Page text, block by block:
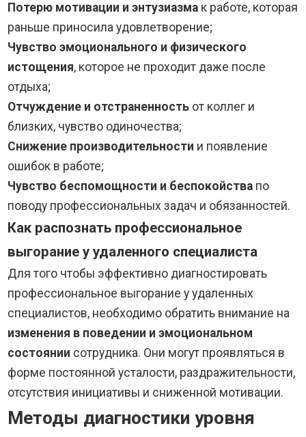
Потерю мотивации и энтузиазма к работе, которая
раньше приносила удовлетворение;
Чувство эмоционального и физического
истощения, которое не проходит даже после
отдыха;
Отчуждение и отстраненность от коллег и
близких, чувство одиночества;
Снижение производительности и появление
ошибок в работе;
Чувство беспомощности и беспокойства по
поводу профессиональных задач и обязанностей.
Как распознать профессиональное
выгорание у удаленного специалиста
Для того чтобы эффективно диагностировать
профессиональное выгорание у удаленных
специалистов, необходимо обратить внимание на
изменения в поведении и эмоциональном
состоянии сотрудника. Они могут проявляться в
форме постоянной усталости, раздражительности,
отсутствия инициативы и сниженной мотивации.
Методы диагностики уровня